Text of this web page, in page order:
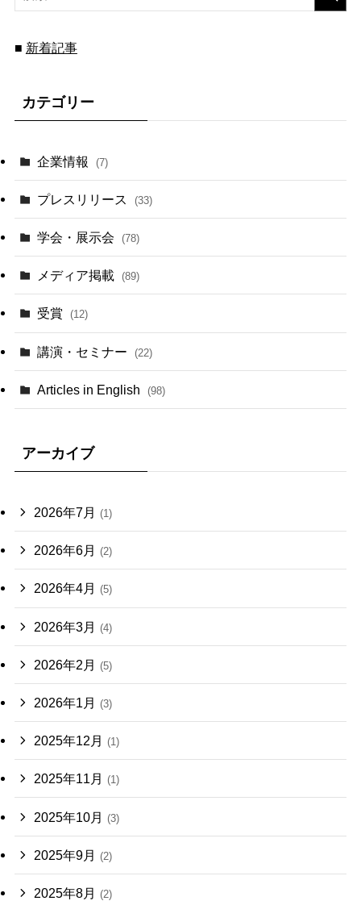
■ 新着記事
カテゴリー
企業情報 (7)
プレスリリース (33)
学会・展示会 (78)
メディア掲載 (89)
受賞 (12)
講演・セミナー (22)
Articles in English (98)
アーカイブ
2026年7月 (1)
2026年6月 (2)
2026年4月 (5)
2026年3月 (4)
2026年2月 (5)
2026年1月 (3)
2025年12月 (1)
2025年11月 (1)
2025年10月 (3)
2025年9月 (2)
2025年8月 (2)